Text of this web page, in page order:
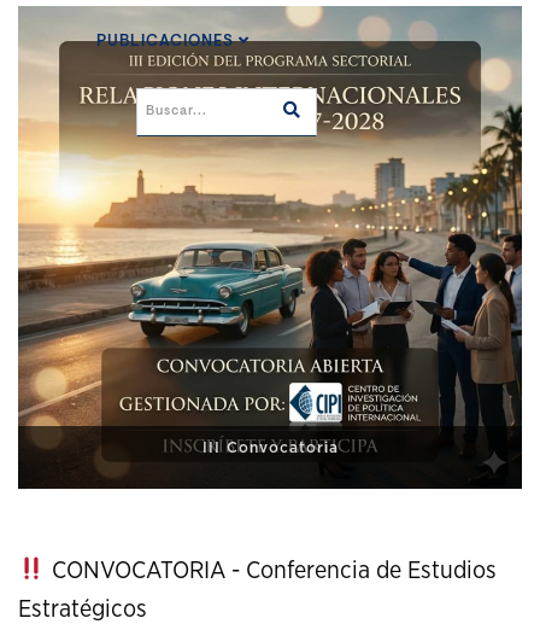
PUBLICACIONES
XI Conference on Strategic Studies
CONVOCATORIA - Conferencia de Estudios
Estratégicos